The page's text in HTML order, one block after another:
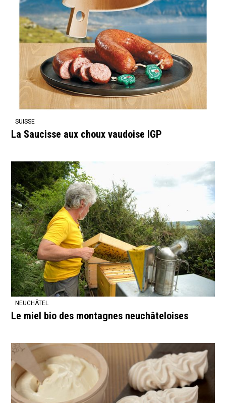
SUISSE
La Saucisse aux choux vaudoise IGP
NEUCHÂTEL
Le miel bio des montagnes neuchâteloises